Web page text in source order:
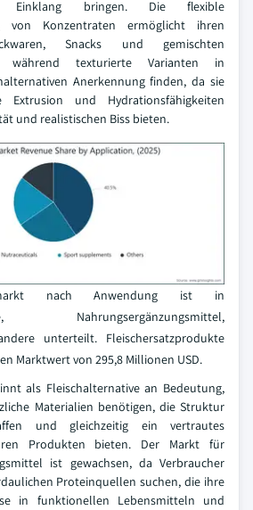
Einklang bringen. Die flexible
von Konzentraten ermöglicht ihren
Snacks und gemischten
während texturierte Varianten in
Anerkennung finden, da sie
Extrusion und Hydrationsfähigkeiten
und realistischen Biss bieten.
nach Anwendung ist in
Nahrungsergänzungsmittel,
unterteilt. Fleischersatzprodukte
Marktwert von 295,8 Millionen USD.
als Fleischalternative an Bedeutung,
Materialien benötigen, die Struktur
und gleichzeitig ein vertrautes
Produkten bieten. Der Markt für
ist gewachsen, da Verbraucher
Proteinquellen suchen, die ihre
in funktionellen Lebensmitteln und